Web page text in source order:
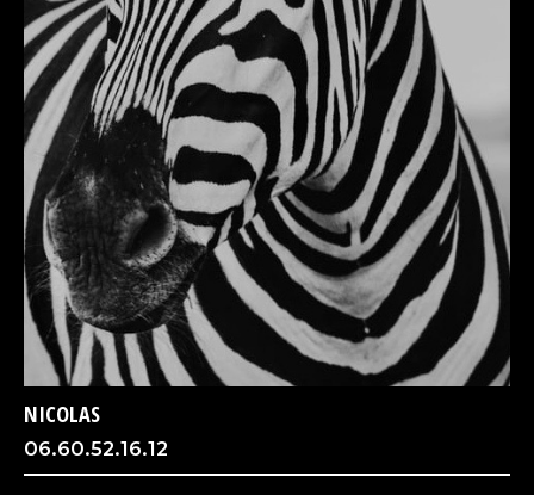
NICOLAS
06.60.52.16.12